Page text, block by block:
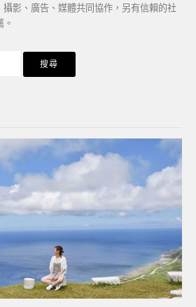
攝影、廣告、媒體共同協作，另有信賴的社